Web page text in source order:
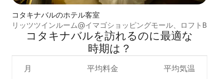
コタキナバルのホテル客室
リッツツインルーム@イマゴショッピングモール、ロフトB
コタキナバルを訪⁠れ⁠るの⁠に最⁠適⁠な
時⁠期⁠は⁠？
月 平均料金 平均気温